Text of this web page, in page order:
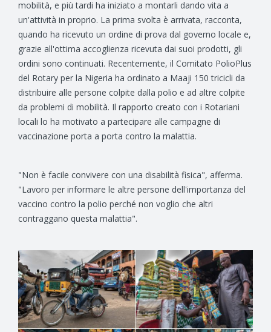
mobilità, e più tardi ha iniziato a montarli dando vita a
un'attività in proprio. La prima svolta è arrivata, racconta,
quando ha ricevuto un ordine di prova dal governo locale e,
grazie all'ottima accoglienza ricevuta dai suoi prodotti, gli
ordini sono continuati. Recentemente, il Comitato PolioPlus
del Rotary per la Nigeria ha ordinato a Maaji 150 tricicli da
distribuire alle persone colpite dalla polio e ad altre colpite
da problemi di mobilità. Il rapporto creato con i Rotariani
locali lo ha motivato a partecipare alle campagne di
vaccinazione porta a porta contro la malattia.
"Non è facile convivere con una disabilità fisica", afferma.
"Lavoro per informare le altre persone dell'importanza del
vaccino contro la polio perché non voglio che altri
contraggano questa malattia".